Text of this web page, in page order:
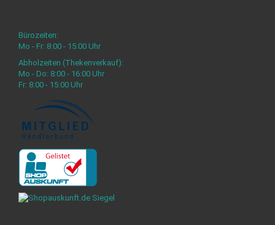
Bürozeiten:
Mo - Fr: 8:00 - 15:00 Uhr
Abholzeiten (Thekenverkauf):
Mo - Do: 8:00 - 16:00 Uhr
Fr: 8:00 - 15:00 Uhr